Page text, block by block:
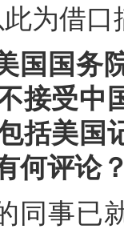
为借口
国国务
接受中
括美国
何评论
同事已